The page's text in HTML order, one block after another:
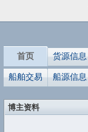
首页 货源信息
船舶交易 船源信息
博主资料